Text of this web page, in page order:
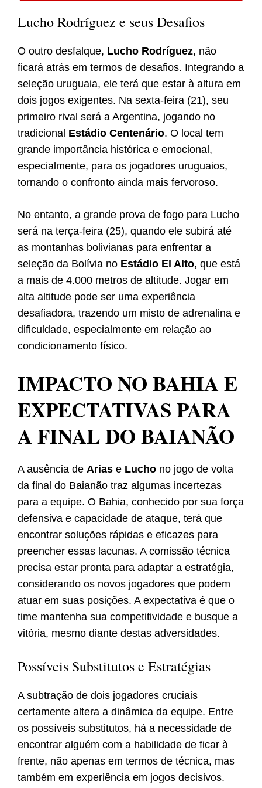
Lucho Rodríguez e seus Desafios
O outro desfalque, Lucho Rodríguez, não
ficará atrás em termos de desafios. Integrando a
seleção uruguaia, ele terá que estar à altura em
dois jogos exigentes. Na sexta-feira (21), seu
primeiro rival será a Argentina, jogando no
tradicional Estádio Centenário. O local tem
grande importância histórica e emocional,
especialmente, para os jogadores uruguaios,
tornando o confronto ainda mais fervoroso.
No entanto, a grande prova de fogo para Lucho
será na terça-feira (25), quando ele subirá até
as montanhas bolivianas para enfrentar a
seleção da Bolívia no Estádio El Alto, que está
a mais de 4.000 metros de altitude. Jogar em
alta altitude pode ser uma experiência
desafiadora, trazendo um misto de adrenalina e
dificuldade, especialmente em relação ao
condicionamento físico.
IMPACTO NO BAHIA E
EXPECTATIVAS PARA
A FINAL DO BAIANÃO
A ausência de Arias e Lucho no jogo de volta
da final do Baianão traz algumas incertezas
para a equipe. O Bahia, conhecido por sua força
defensiva e capacidade de ataque, terá que
encontrar soluções rápidas e eficazes para
preencher essas lacunas. A comissão técnica
precisa estar pronta para adaptar a estratégia,
considerando os novos jogadores que podem
atuar em suas posições. A expectativa é que o
time mantenha sua competitividade e busque a
vitória, mesmo diante destas adversidades.
Possíveis Substitutos e Estratégias
A subtração de dois jogadores cruciais
certamente altera a dinâmica da equipe. Entre
os possíveis substitutos, há a necessidade de
encontrar alguém com a habilidade de ficar à
frente, não apenas em termos de técnica, mas
também em experiência em jogos decisivos.